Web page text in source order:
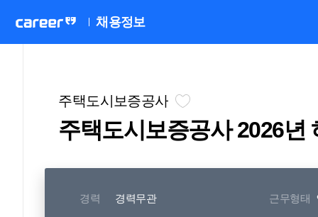
채용정보
주택도시보증공사
주택도시보
경력 경력무관 근무형태